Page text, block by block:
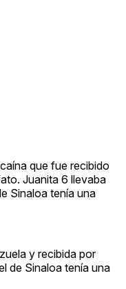
que fue recibido
Juanita 6 llevaba
Sinaloa tenía una
y recibida por
de Sinaloa tenía una